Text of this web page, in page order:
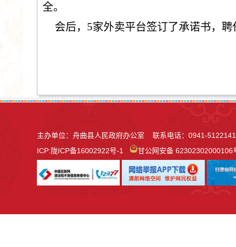
全。
会后，5家外卖平台签订了承诺书，
主办单位：舟曲县人民政府办公室 联系电话：0941-5122141
ICP:陇ICP备16002922号-1 甘公网安备 62302302000106